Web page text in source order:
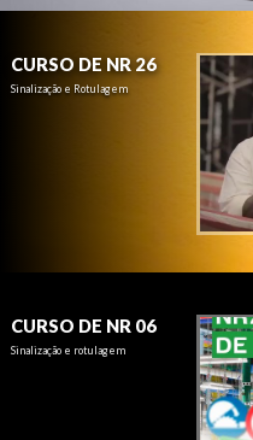
CURSO DE NR 26
Sinalização e Rotulagem
CURSO DE NR 06
Sinalização e rotulagem